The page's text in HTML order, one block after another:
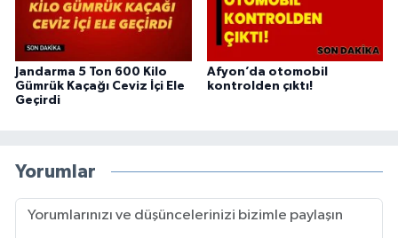
Jandarma 5 Ton 600 Kilo
Gümrük Kaçağı Ceviz İçi Ele
Geçirdi
Afyon’da otomobil
kontrolden çıktı!
Yorumlar